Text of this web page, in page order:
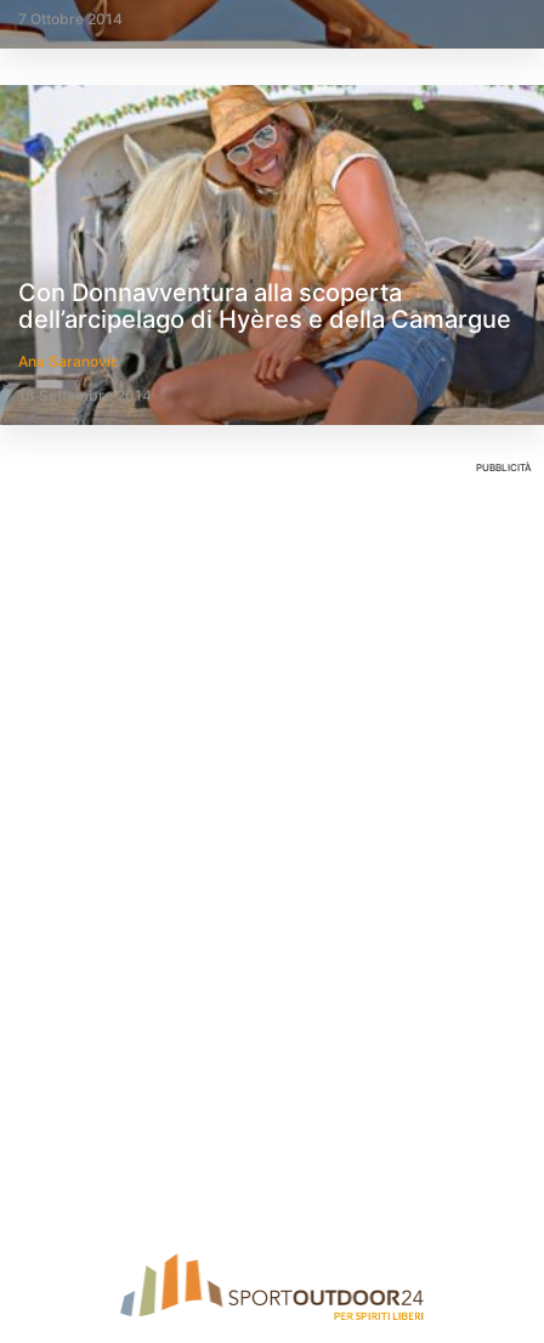
7 Ottobre 2014
Con Donnavventura alla scoperta
dell’arcipelago di Hyères e della Camargue
Ana Saranovic
18 Settembre 2014
PUBBLICITÀ